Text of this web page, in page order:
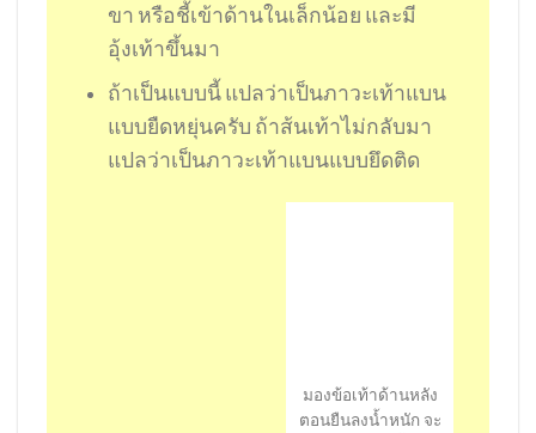
ขา หรือชี้เข้าด้านในเล็กน้อย และมี
อุ้งเท้าขึ้นมา
ถ้าเป็นแบบนี้ แปลว่าเป็นภาวะเท้าแบน
แบบยืดหยุ่นครับ ถ้าส้นเท้าไม่กลับมา
แปลว่าเป็นภาวะเท้าแบนแบบยึดติด
มองข้อเท้าด้านหลัง
ตอนยืนลงน้ำหนัก จะ